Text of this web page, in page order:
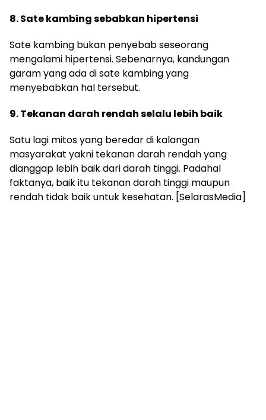
8. Sate kambing sebabkan hipertensi
Sate kambing bukan penyebab seseorang
mengalami hipertensi. Sebenarnya, kandungan
garam yang ada di sate kambing yang
menyebabkan hal tersebut.
9. Tekanan darah rendah selalu lebih baik
Satu lagi mitos yang beredar di kalangan
masyarakat yakni tekanan darah rendah yang
dianggap lebih baik dari darah tinggi. Padahal
faktanya, baik itu tekanan darah tinggi maupun
rendah tidak baik untuk kesehatan. [SelarasMedia]